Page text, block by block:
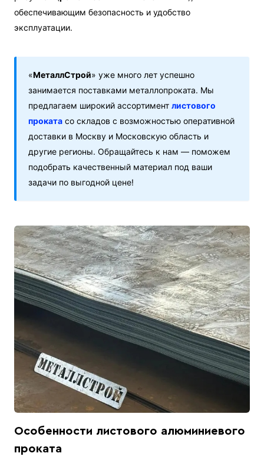
обеспечивающим безопасность и удобство
эксплуатации.
«МеталлСтрой» уже много лет успешно
занимается поставками металлопроката. Мы
предлагаем широкий ассортиментлистового
проката со складов с возможностью оперативной
доставки в Москву и Московскую область и
другие регионы. Обращайтесь к нам — поможем
подобрать качественный материал под ваши
задачи по выгодной цене!
Особенности листового алюминиевого
проката